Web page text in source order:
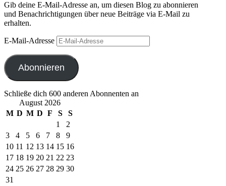
Gib deine E-Mail-Adresse an, um diesen Blog zu abonnieren
und Benachrichtigungen über neue Beiträge via E-Mail zu
erhalten.
E-Mail-Adresse
Abonnieren
Schließe dich 600 anderen Abonnenten an
August 2026
M D M D F S
S
1
2
3
4 5 6 7 8
9
10 11 12 13 14 15 16
17 18 19 20 21 22 23
24 25 26 27 28 29 30
31